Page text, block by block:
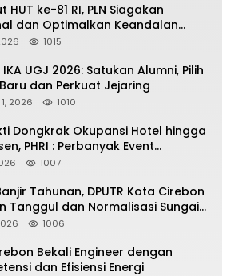
HUT ke-81 RI, PLN Siagakan
dan Optimalkan Keandalan
Transmisi
1015
UGJ 2026: Satukan Alumni, Pilih
dan Perkuat Jejaring
2026 1010
Dongkrak Okupansi Hotel hingga
PHRI : Perbanyak Event
di Cirebon
1007
Tahunan, DPUTR Kota Cirebon
Tanggul dan Normalisasi Sungai
1006
Bekali Engineer dengan
dan Efisiensi Energi